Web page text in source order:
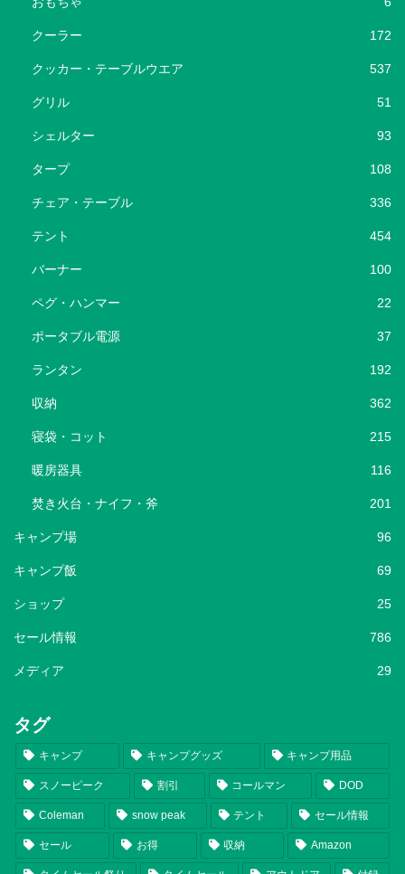
クーラー 172
クッカー・テーブルウエア 537
グリル 51
シェルター 93
タープ 108
チェア・テーブル 336
テント 454
バーナー 100
ペグ・ハンマー 22
ポータブル電源 37
ランタン 192
収納 362
寝袋・コット 215
暖房器具 116
焚き火台・ナイフ・斧 201
キャンプ場 96
キャンプ飯 69
ショップ 25
セール情報 786
メディア 29
タグ
キャンプ キャンプグッズ キャンプ用品
スノーピーク 割引 コールマン DOD
Coleman snow peak テント セール情報
セール お得 収納 Amazon